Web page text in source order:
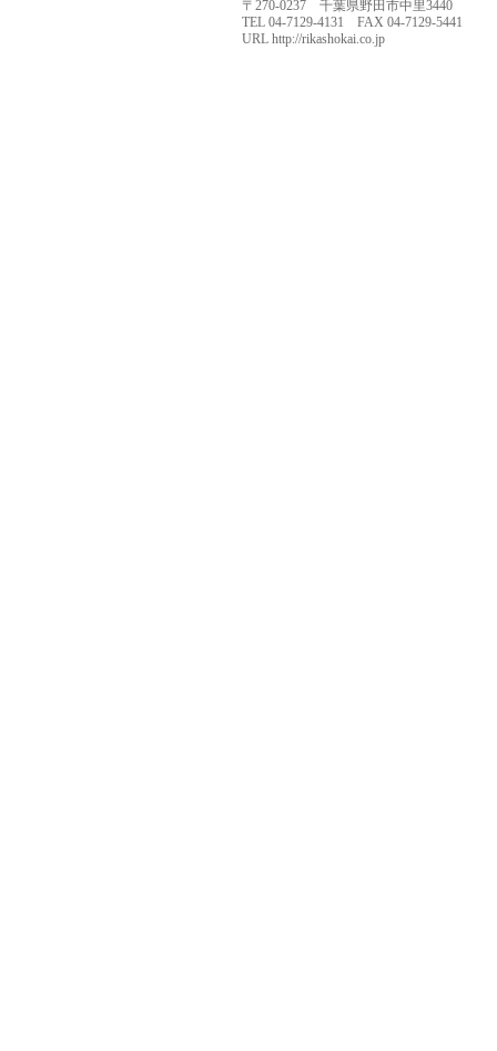
〒270-0237 千葉県野田市中里3440
TEL 04-7129-4131 FAX 04-7129-5441
URL http://rikashokai.co.jp